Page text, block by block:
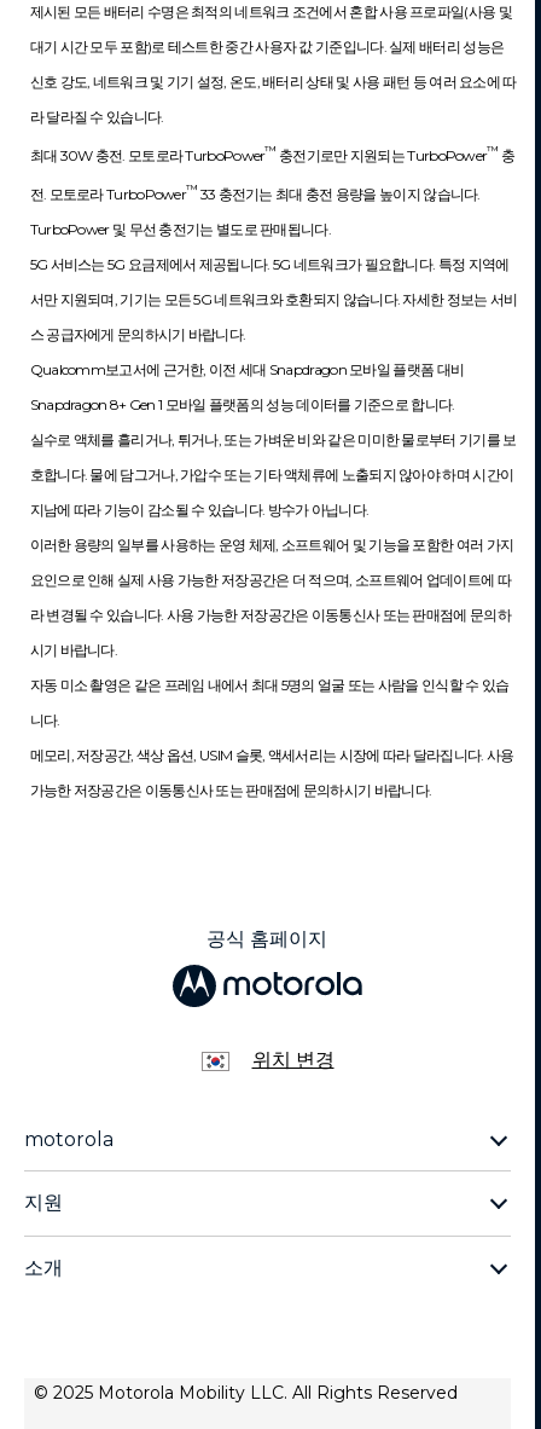
제시된 모든 배터리 수명은 최적의 네트워크 조건에서 혼합 사용 프로파일(사용 및
대기 시간 모두 포함)로 테스트한 중간 사용자 값 기준입니다. 실제 배터리 성능은
신호 강도, 네트워크 및 기기 설정, 온도, 배터리 상태 및 사용 패턴 등 여러 요소에 따
라 달라질 수 있습니다.
최대 30W 충전. 모토로라 TurboPower™ 충전기로만 지원되는 TurboPower™ 충
전. 모토로라 TurboPower™ 33 충전기는 최대 충전 용량을 높이지 않습니다.
TurboPower 및 무선 충전기는 별도로 판매됩니다.
5G 서비스는 5G 요금제에서 제공됩니다. 5G 네트워크가 필요합니다. 특정 지역에
서만 지원되며, 기기는 모든 5G 네트워크와 호환되지 않습니다. 자세한 정보는 서비
스 공급자에게 문의하시기 바랍니다.
Qualcomm보고서에 근거한, 이전 세대 Snapdragon 모바일 플랫폼 대비
Snapdragon 8+ Gen 1 모바일 플랫폼의 성능 데이터를 기준으로 합니다.
실수로 액체를 흘리거나, 튀거나, 또는 가벼운 비와 같은 미미한 물로부터 기기를 보
호합니다. 물에 담그거나, 가압수 또는 기타 액체류에 노출되지 않아야 하며 시간이
지남에 따라 기능이 감소될 수 있습니다. 방수가 아닙니다.
이러한 용량의 일부를 사용하는 운영 체제, 소프트웨어 및 기능을 포함한 여러 가지
요인으로 인해 실제 사용 가능한 저장공간은 더 적으며, 소프트웨어 업데이트에 따
라 변경될 수 있습니다. 사용 가능한 저장공간은 이동통신사 또는 판매점에 문의하
시기 바랍니다.
자동 미소 촬영은 같은 프레임 내에서 최대 5명의 얼굴 또는 사람을 인식할 수 있습
니다.
메모리, 저장공간, 색상 옵션, USIM 슬롯, 액세서리는 시장에 따라 달라집니다. 사용
가능한 저장공간은 이동통신사 또는 판매점에 문의하시기 바랍니다.
공식 홈페이지
위치 변경
motorola
Moto Razr 제품군
지원
소개
개인정보 보호정책
© 2025 Motorola Mobility LLC. All Rights Reserved